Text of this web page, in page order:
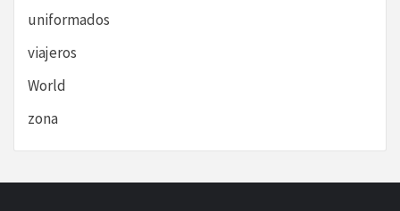
uniformados
viajeros
World
zona